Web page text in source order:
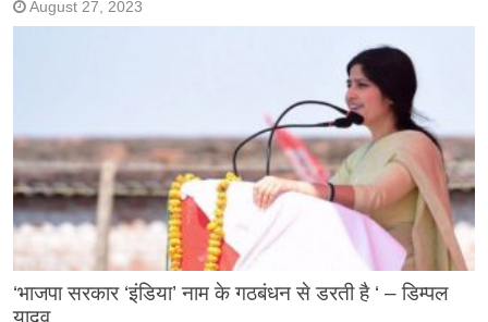
August 27, 2023
‘भाजपा सरकार ‘इंडिया’ नाम के गठबंधन से डरती है ‘ – डिम्पल
यादव